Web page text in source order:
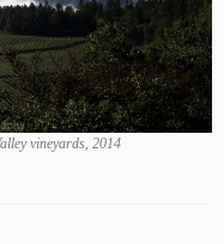
vineyards, 2014